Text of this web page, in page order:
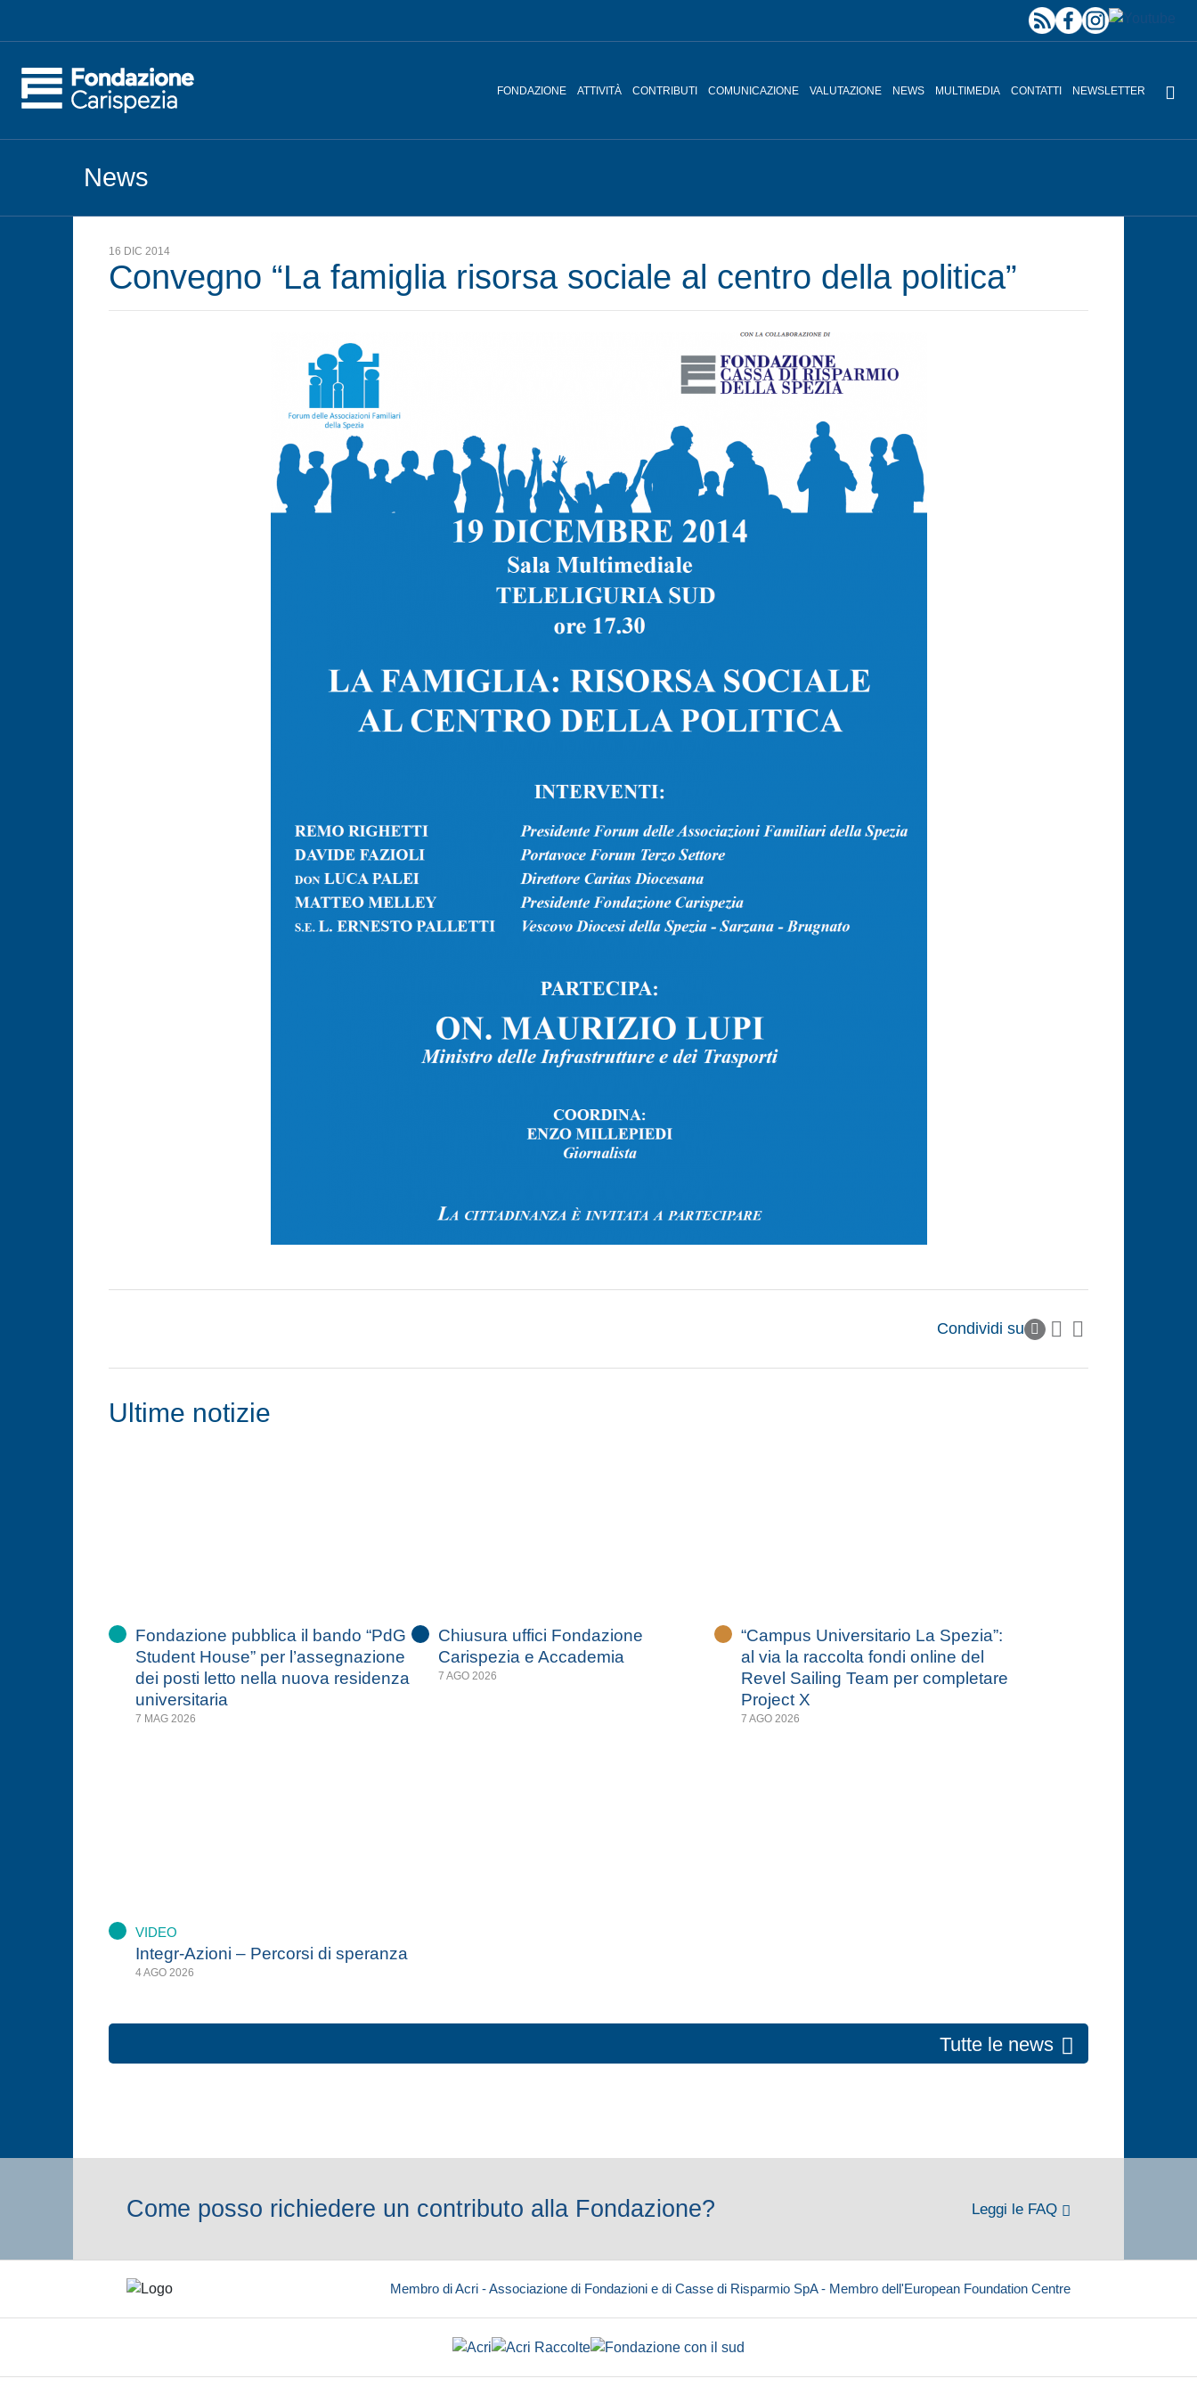
FONDAZIONE ATTIVITÀ CONTRIBUTI COMUNICAZIONE VALUTAZIONE NEWS MULTIMEDIA CONTATTI NEWSLETTER
News
16 DIC 2014
Convegno “La famiglia risorsa sociale al centro della politica”
Condividi su
Ultime notizie
Fondazione pubblica il bando “PdG
Student House” per l’assegnazione
dei posti letto nella nuova residenza
universitaria
7 MAG 2026
Chiusura uffici Fondazione
Carispezia e Accademia
7 AGO 2026
“Campus Universitario La Spezia”:
al via la raccolta fondi online del
Revel Sailing Team per completare
Project X
7 AGO 2026
VIDEO
Integr-Azioni – Percorsi di speranza
4 AGO 2026
Tutte le news
Come posso richiedere un contributo alla Fondazione? Leggi le FAQ
Membro di Acri - Associazione di Fondazioni e di Casse di Risparmio SpA - Membro dell'European Foundation Centre